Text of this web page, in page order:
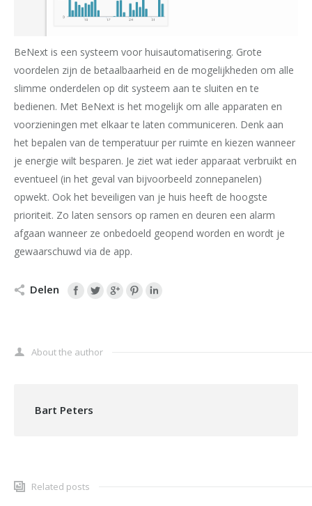
BeNext is een systeem voor huisautomatisering. Grote
voordelen zijn de betaalbaarheid en de mogelijkheden om alle
slimme onderdelen op dit systeem aan te sluiten en te
bedienen. Met BeNext is het mogelijk om alle apparaten en
voorzieningen met elkaar te laten communiceren. Denk aan
het bepalen van de temperatuur per ruimte en kiezen wanneer
je energie wilt besparen. Je ziet wat ieder apparaat verbruikt en
eventueel (in het geval van bijvoorbeeld zonnepanelen)
opwekt. Ook het beveiligen van je huis heeft de hoogste
prioriteit. Zo laten sensors op ramen en deuren een alarm
afgaan wanneer ze onbedoeld geopend worden en wordt je
gewaarschuwd via de app.
Delen
About the author
Bart Peters
Related posts